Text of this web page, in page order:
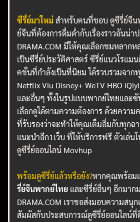
ซีรี่ย์มาใหม่ สำหรับคนที่ชอบดูซีรี่ย์จีน
ย์จีนที่ต้องการดื่มด่ำกับเรื่องราวอันน่า
DRAMA.COM มีให้คุณเลือกชมหลากห
เป็นซีรี่ย์ประวัติศาสตร์ ซีรี่ย์แนวโรแม
คชั่นที่กำลังเป็นที่นิยม ได้รวบรวมจา
Netflix Viu Disney+ WeTV HBO
และอื่นๆ ทั้งในรูปแบบพากย์ไทยและ
เลือกดูได้ตามความต้องการ ด้วยควา
ที่รับรองว่าจะทำให้คุณเต็มอิ่มกับทุกฉ
แนะนำอีก1เว็บ ที่ให้บริการฟรี ตัวเล่น
ดูซีรี่ย์ออนไลน์ Movhup
พร้อมดูซีรี่ย์แล้วหรือยัง?หากคุณพร้อม
รี่ย์จีนพากย์ไทย และซีรี่ย์อื่นๆ อีกมาก
DRAMA.COM เราขอส่งมอบความสนุ
สัมผัสกับประสบการณ์ดูซีรี่ย์ออนไลน์ที่